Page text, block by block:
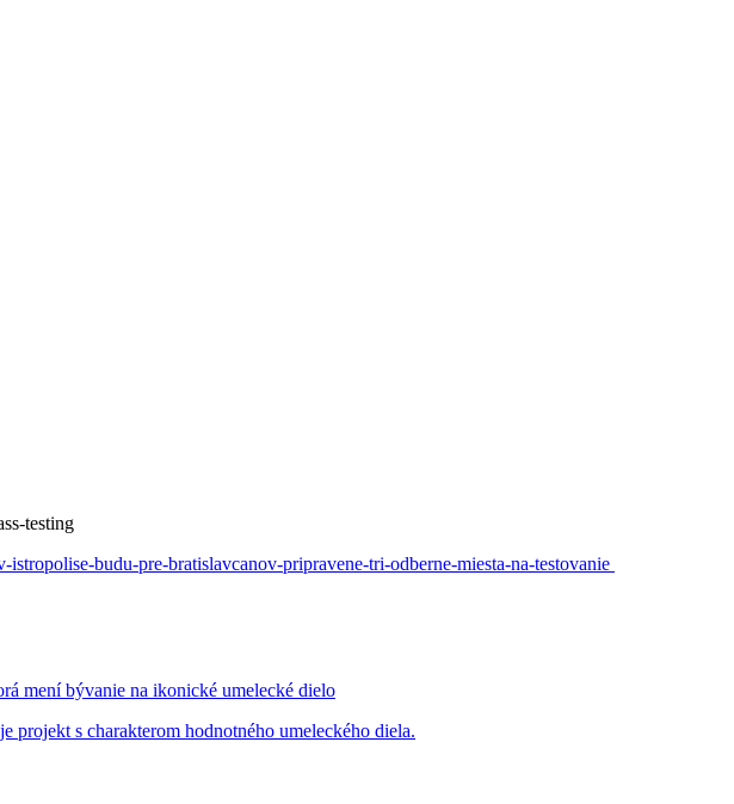
testing
budu-pre-bratislavcanov-pripravene-tri-odberne-miesta-na-testovanie
mení bývanie na ikonické umelecké dielo
projekt s charakterom hodnotného umeleckého diela.